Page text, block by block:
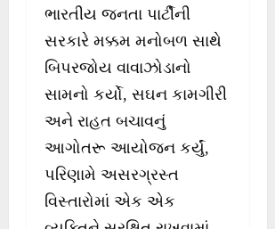
ભારતીય જનતા પાર્ટીની
સરકારે મક્કમ મનોબળ સાથે
બિપરજોય વાવાઝોડાનો
સામનો કર્યો, સઘન કામગીરી
અને રાહત બચાવનું
આગોતરૂ આયોજન કર્યું,
પરિણામે અસરગ્રસ્ત
વિસ્તારોમાં એક એક